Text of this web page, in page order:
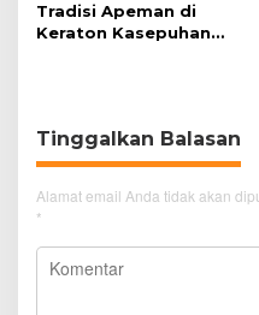
Tradisi Apeman di
Keraton Kasepuhan
Tinggalkan Balasan
Alamat email Anda tidak akan
*